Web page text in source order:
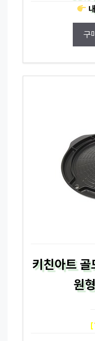
구
키친아트 골
원
[